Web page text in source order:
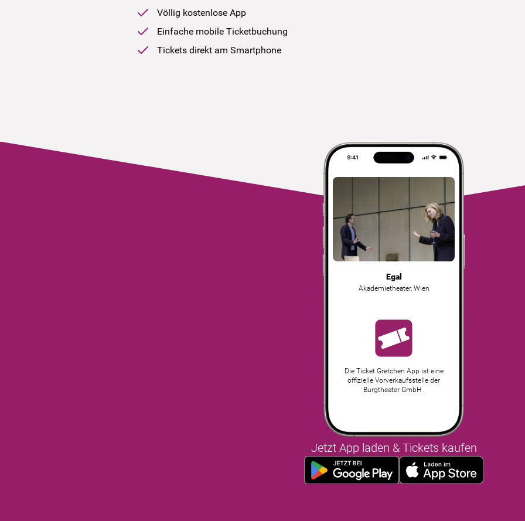
Völlig kostenlose App
Einfache mobile Ticketbuchung
Tickets direkt am Smartphone
Egal
Akademietheater, Wien
Die Ticket Gretchen App ist eine
offizielle Vorverkaufsstelle der
Burgtheater GmbH .
Jetzt App laden & Tickets kaufen